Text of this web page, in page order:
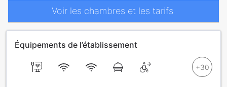
Voir les chambres et les tarifs
Équipements de l’établissement